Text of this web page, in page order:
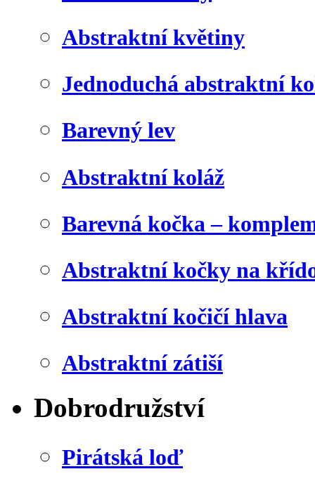
Abstraktní květiny
Jednoduchá abstraktní
Barevný lev
Abstraktní koláž
Barevná kočka –
Abstraktní kočky na
Abstraktní kočičí hlava
Abstraktní zátiší
Dobrodružství
Pirátská loď